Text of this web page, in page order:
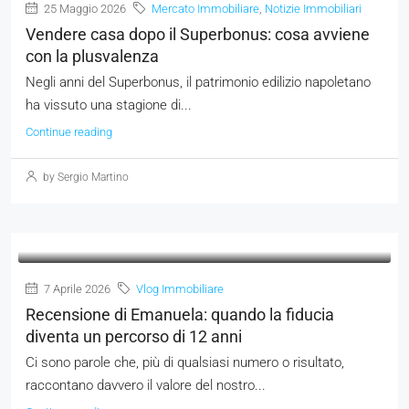
25 Maggio 2026 Mercato Immobiliare Notizie Immobiliari
Vendere casa dopo il Superbonus: cosa avviene
con la plusvalenza
Negli anni del Superbonus, il patrimonio edilizio napoletano
ha vissuto una stagione di...
Continue reading
by Sergio Martino
7 Aprile 2026 Vlog Immobiliare
Recensione di Emanuela: quando la fiducia
diventa un percorso di 12 anni
Ci sono parole che, più di qualsiasi numero o risultato,
raccontano davvero il valore del nostro...